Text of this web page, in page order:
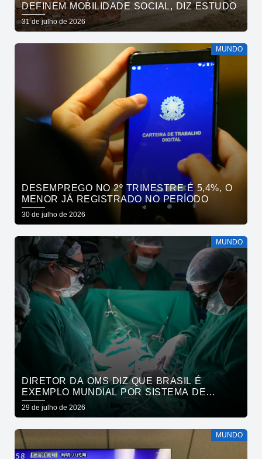
DEFINEM MOBILIDADE SOCIAL, DIZ ESTUDO
31 de julho de 2026
MUNDO
DESEMPREGO NO 2º TRIMESTRE É 5,4%, O
MENOR JÁ REGISTRADO NO PERÍODO
30 de julho de 2026
MUNDO
DIRETOR DA OMS DIZ QUE BRASIL É
EXEMPLO MUNDIAL POR SISTEMA DE
SAÚDE
29 de julho de 2026
MUNDO